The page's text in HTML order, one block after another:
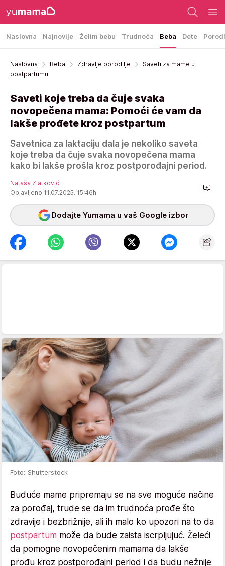
Naslovna Najnovije Želim bebu Trudnoća Beba Dete
Naslovna Beba Zdravlje porodilje
Saveti za mame u
postpartumu
Saveti koje treba da čuje svaka
novopečena mama: Pomoći će vam da
lakše prođete kroz postpartum
Savetnica za laktaciju dala je nekoliko saveta
koje treba da čuje svaka novopečena mama
kako bi lakše prošla kroz postporođajni period.
Nataša Zlatković
Objavljeno 11.07.2025. 15:46h
Dodajte Yumama u vaš Google izbor
Foto: Shutterstock
Buduće mame pripremaju se na sve moguće načine
za porođaj, trude se da im trudnoća prođe što
zdravije i bezbrižnije, ali ih malo ko upozori na to da
postpartum može da bude zaista iscrpljujuć. Želeći
da pomogne novopečenim mamama da lakše
prođu kroz postporođajni period i da budu nežnije